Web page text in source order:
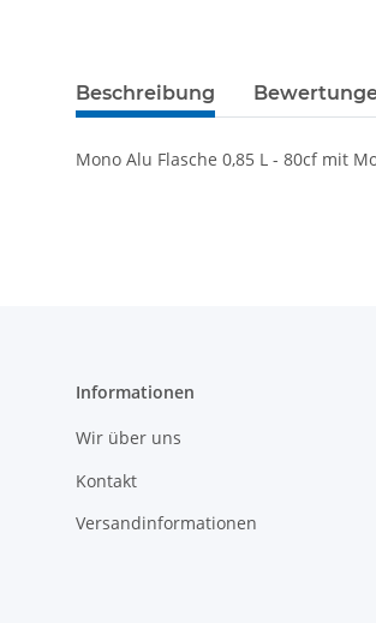
Beschreibung
Mono Alu Flasche 0,85 L - 80cf mit
Informationen
Wir über uns
Kontakt
Versandinformationen